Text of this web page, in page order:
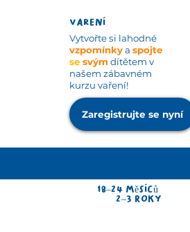
Varení
Zaregistrujte se nyní
Vytvořte si lahodné
vzpomínkyaspojte
se svým dítětem v
našemzábavném
kurzu vaření!
2–3 roky
18–24 měsíců